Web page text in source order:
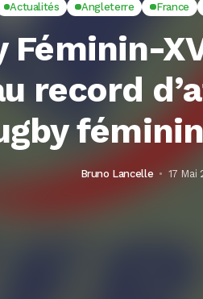
Actualités Angleterre France
Féminin-
record
Bruno Lancelle 17 Mai